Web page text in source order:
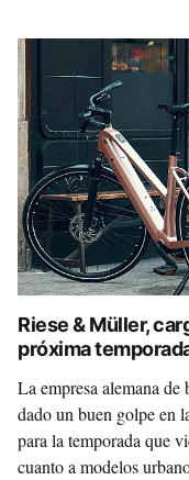
Riese & Müller,
próxima
La empresa alemana
dado un buen golpe en
para la temporada que
cuanto a modelos